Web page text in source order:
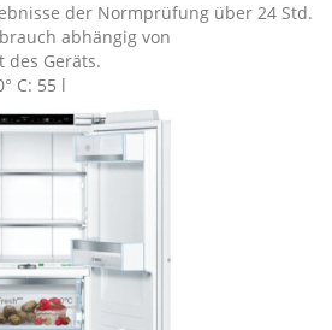
der Normprüfung über 24 Std.
abhängig von
des Geräts.
C: 55 l